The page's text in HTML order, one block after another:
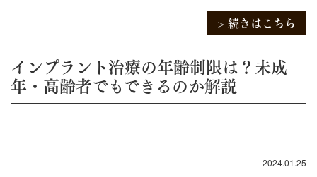
> 続きはこちら
インプラント治療の年齢制限は？未成
年・高齢者でもできるのか解説
2024.01.25